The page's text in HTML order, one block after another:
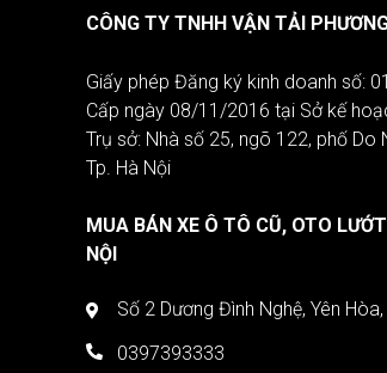
CÔNG TY TNHH VẬN TẢI
Giấy phép Đăng ký kinh doanh số:
Cấp ngày 08/11/2016 tại Sở kế
Trụ sở: Nhà số 25, ngõ 122, phố Do
Tp. Hà Nội
MUA BÁN XE Ô TÔ CŨ, OTO
NỘI
Số 2 Dương Đình Nghệ, Yên
0397393333